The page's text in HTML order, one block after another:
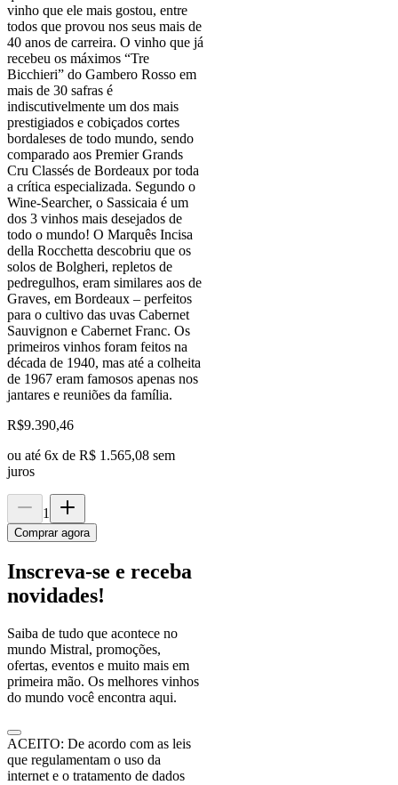
vinho que ele mais gostou, entre
todos que provou nos seus mais de
40 anos de carreira. O vinho que já
recebeu os máximos “Tre
Bicchieri” do Gambero Rosso em
mais de 30 safras é
indiscutivelmente um dos mais
prestigiados e cobiçados cortes
bordaleses de todo mundo, sendo
comparado aos Premier Grands
Cru Classés de Bordeaux por toda
a crítica especializada. Segundo o
Wine-Searcher, o Sassicaia é um
dos 3 vinhos mais desejados de
todo o mundo! O Marquês Incisa
della Rocchetta descobriu que os
solos de Bolgheri, repletos de
pedregulhos, eram similares aos de
Graves, em Bordeaux – perfeitos
para o cultivo das uvas Cabernet
Sauvignon e Cabernet Franc. Os
primeiros vinhos foram feitos na
década de 1940, mas até a colheita
de 1967 eram famosos apenas nos
jantares e reuniões da família.
R$9.390,46
ou até 6x de R$ 1.565,08 sem
juros
1
Comprar agora
Inscreva-se e receba
novidades!
Saiba de tudo que acontece no
mundo Mistral, promoções,
ofertas, eventos e muito mais em
primeira mão. Os melhores vinhos
do mundo você encontra aqui.
ACEITO: De acordo com as leis
que regulamentam o uso da
internet e o tratamento de dados